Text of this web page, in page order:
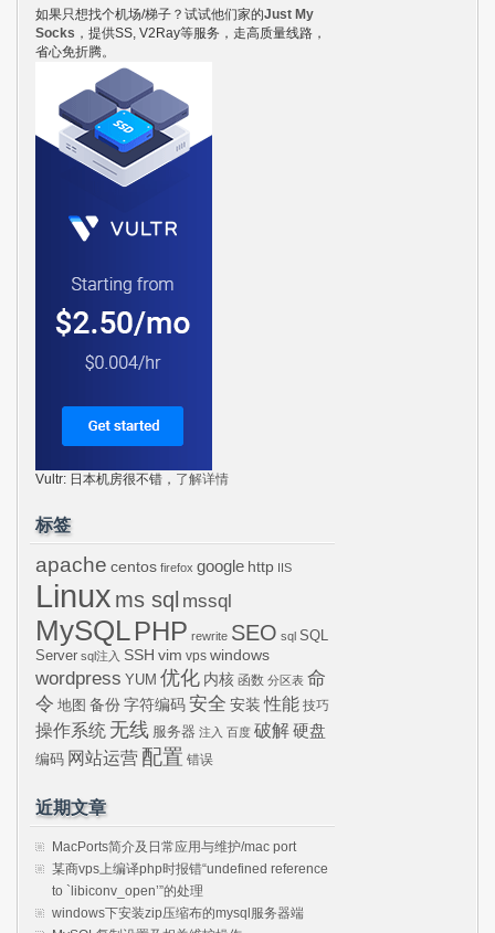
如果只想找个机场/梯子？试试他们家的Just My
Socks ，提供SS, V2Ray等服务，走高质量线路，
省心免折腾。
Vultr: 日本机房很不错， 了解详情
标签
apache centos firefox google http IIS
Linux ms sql mssql
MySQLPHP rewrite SEO sql SQL
Server sql注入 SSH vim vps windows
wordpress YUM 优化 内核 函数 分区表 命
令 地图 备份 字符编码 安全 安装 性能 技巧
操作系统 无线 服务器 注入 百度 破解硬盘
编码 网站运营 配置 错误
近期文章
MacPorts简介及日常应用与维护/mac port
某商vps上编译php时报错“undefined reference
to `libiconv_open’”的处理
windows下安装zip压缩布的mysql服务器端